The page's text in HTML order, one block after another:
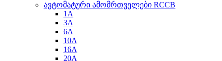
ავტომატური ამომრთველები RCCB
1A
3A
6A
10A
16A
20A